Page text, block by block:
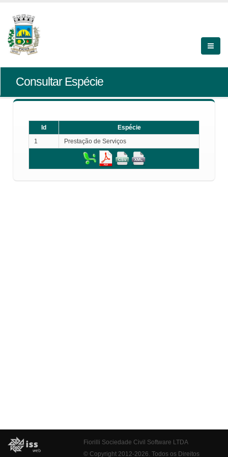
Consultar Espécie
Id
Espécie
1
Prestação de Serviços
Fiorilli Sociedade Civil Software LTDA
© Copyright 2012-2026. Todos os Direitos